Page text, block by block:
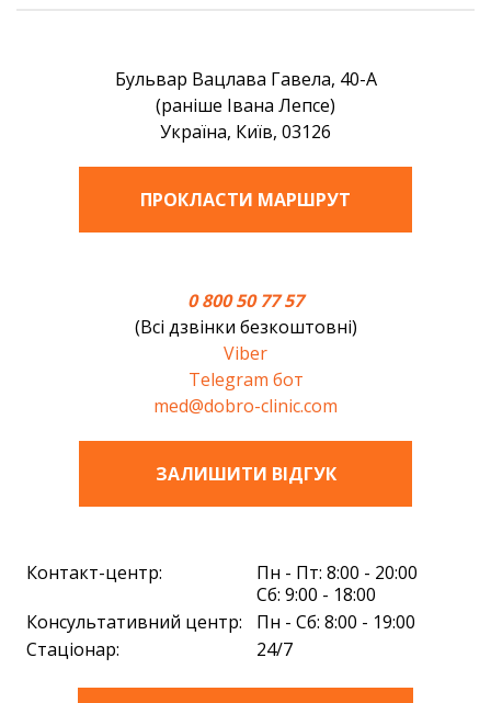
Бульвар Вацлава Гавела, 40-А
(раніше Івана Лепсе)
Україна, Київ, 03126
ПРОКЛАСТИ МАРШРУТ
0 800 50 77 57
(Всі дзвінки безкоштовні)
Viber
Telegram бот
med@dobro-clinic.com
ЗАЛИШИТИ ВIДГУК
Контакт-центр:
Пн - Пт: 8:00 - 20:00
Сб: 9:00 - 18:00
Консультативний центр:
Пн - Сб: 8:00 - 19:00
Стаціонар:
24/7